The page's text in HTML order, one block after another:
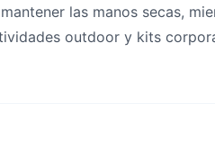
las manos secas,
outdoor y kits